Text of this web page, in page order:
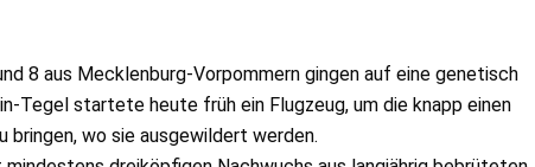
8 aus Mecklenburg-Vorpommern gingen auf eine genetisch
Tegel startete heute früh ein Flugzeug, um die knapp einen
bringen, wo sie ausgewildert werden.